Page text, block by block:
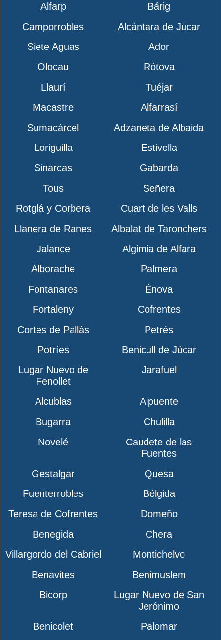
Alfarp
Bárig
Camporrobles
Alcántara de Júcar
Siete Aguas
Ador
Olocau
Rótova
Llaurí
Tuéjar
Macastre
Alfarrasí
Sumacárcel
Adzaneta de Albaida
Loriguilla
Estivella
Sinarcas
Gabarda
Tous
Señera
Rotglá y Corbera
Cuart de les Valls
Llanera de Ranes
Albalat de Taronchers
Jalance
Algimia de Alfara
Alborache
Palmera
Fontanares
Énova
Fortaleny
Cofrentes
Cortes de Pallás
Petrés
Potríes
Benicull de Júcar
Lugar Nuevo de
Fenollet
Jarafuel
Alcublas
Alpuente
Bugarra
Chulilla
Novelé
Caudete de las
Fuentes
Gestalgar
Quesa
Fuenterrobles
Bélgida
Teresa de Cofrentes
Domeño
Benegida
Chera
Villargordo del Cabriel
Montichelvo
Benavites
Benimuslem
Bicorp
Lugar Nuevo de San
Jerónimo
Benicolet
Palomar